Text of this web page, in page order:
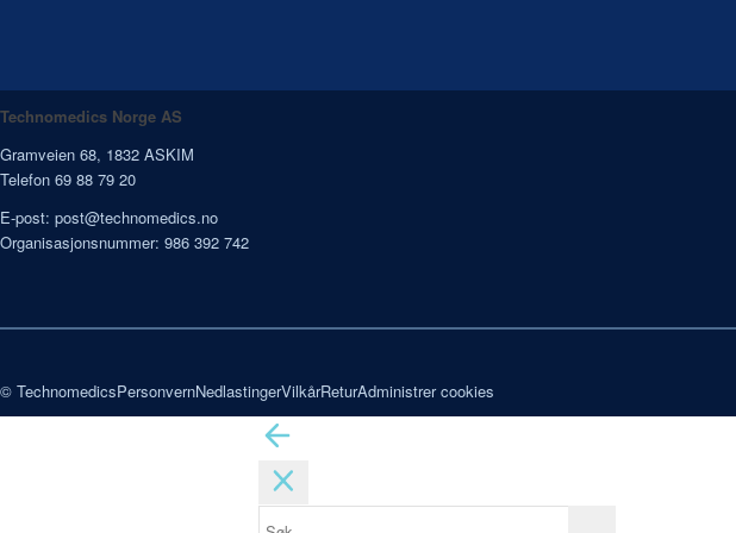
Technomedics Norge AS
Gramveien 68, 1832 ASKIM
Telefon 69 88 79 20
E-post: post@technomedics.no
Organisasjonsnummer: 986 392 742
© TechnomedicsPersonvernNedlastingerVilkårReturAdministrer cookies